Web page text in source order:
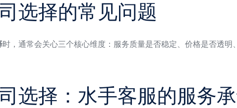
选择的常见问题
时，通常会关心三个核心维度：服务质量是否稳定、价格是否透明
选择：水手客服的服务